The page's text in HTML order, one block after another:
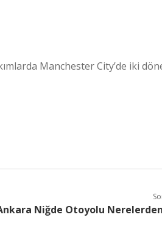
Manchester City’de iki
Niğde Otoyolu